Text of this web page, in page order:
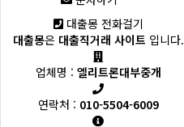
대출몽 전화걸기
대출몽은 대출직거래 사이트 입니다.
업체명 : 엘리트론대부중개
연락처 : 010-5504-6009